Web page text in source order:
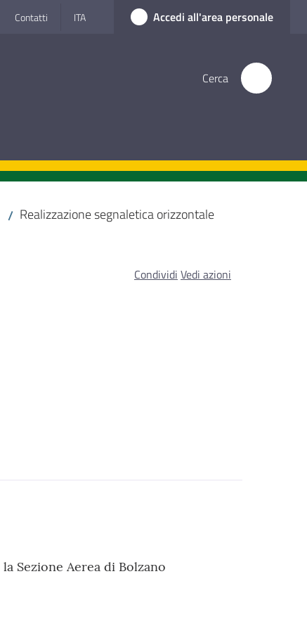
Contatti ITA Accedi all'area personale
Cerca
/ Realizzazione segnaletica orizzontale
Condividi Vedi azioni
Sezione Aerea di Bolzano